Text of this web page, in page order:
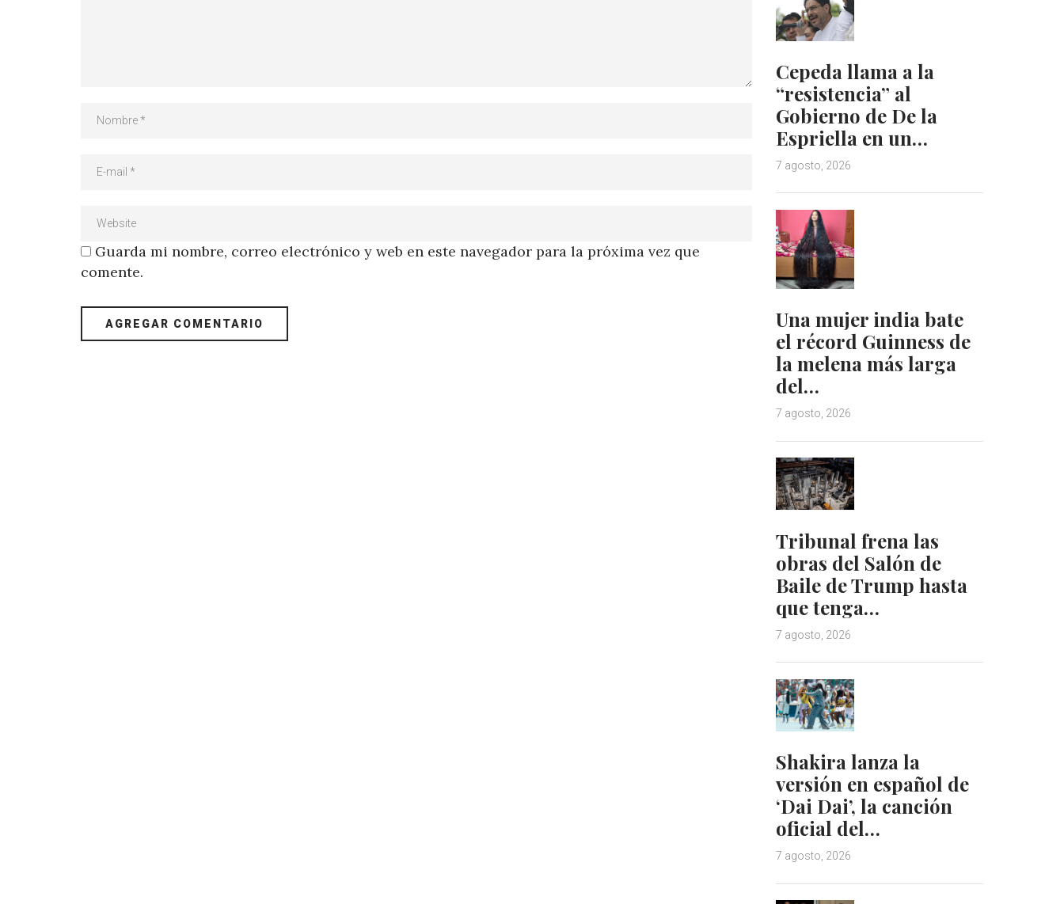
Guarda mi nombre, correo electrónico y web en este navegador para la próxima vez que
comente.
Cepeda llama a la
“resistencia” al
Gobierno de De la
Espriella en un…
7 agosto, 2026
Una mujer india bate
el récord Guinness de
la melena más larga
del…
7 agosto, 2026
Tribunal frena las
obras del Salón de
Baile de Trump hasta
que tenga…
7 agosto, 2026
Shakira lanza la
versión en español de
‘Dai Dai’, la canción
oficial del…
7 agosto, 2026